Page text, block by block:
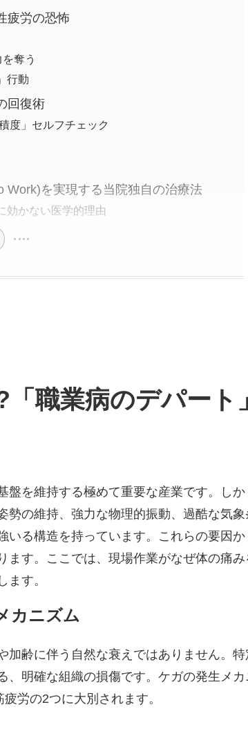
疲労の恐怖
奪う
行動
回復術
度」セルフチェック
Work)を実現する当院独自の治療法
効かない医学的理由
職業病のデパート
盤を維持する極めて重要な産業です。しか
勢の維持、強力な物理的振動、過酷な気象
いる構造を持っています。これらの要因か
ます。ここでは、現場作業がなぜ体の痛み
す。
カニズム
加齢に伴う自然な衰えではありません。特
、明確な組織の損傷です。ケガの発生メカ
労の2つに大別されます。